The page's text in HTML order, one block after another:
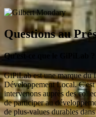
Questions au
Qu'est-ce que le GiPiLab ?
GiPiLab est une marque du
Développement Local.
intervenons auprès des
de participer au
de plus-values durables